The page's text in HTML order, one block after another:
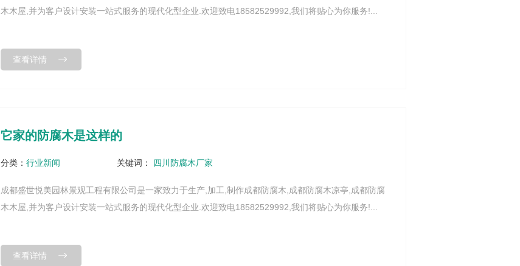
木木屋,并为客户设计安装一站式服务的现代化型企业.欢迎致电18582529992,我们将贴心为你服务!...
查看详情
它家的防腐木是这样的
分类：行业新闻 关键词： 四川防腐木厂家
成都盛世悦美园林景观工程有限公司是一家致力于生产,加工,制作成都防腐木,成都防腐木凉亭,成都防腐
木木屋,并为客户设计安装一站式服务的现代化型企业.欢迎致电18582529992,我们将贴心为你服务!...
查看详情